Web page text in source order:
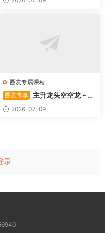
圈友专属课程
圈友专享
主升龙头空空龙－竞
价抢筹盘口的量化公式与十几
年的体系干货，全篇2026061
2026-07-09
录